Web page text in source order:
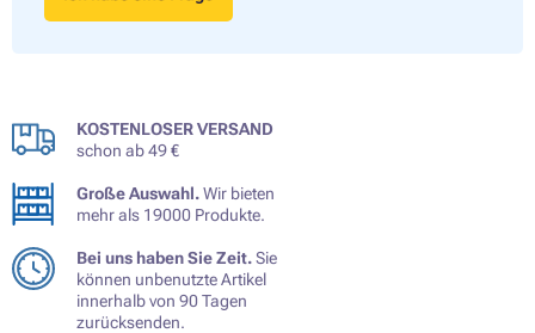
KOSTENLOSER VERSAND
schon ab 49 €
Große Auswahl.Wir bieten
mehr als 19000 Produkte.
Bei uns haben Sie Zeit.Sie
können unbenutzte Artikel
innerhalb von 90 Tagen
zurücksenden.